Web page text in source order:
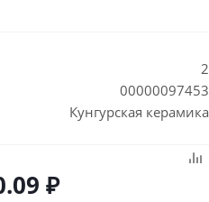
2
00000097453
Кунгурская керамика